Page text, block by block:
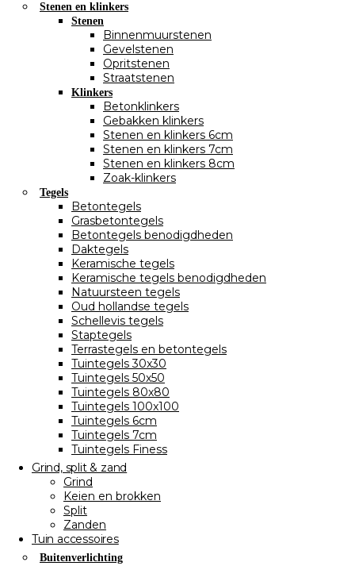
Stenen en klinkers
Stenen
Binnenmuurstenen
Gevelstenen
Opritstenen
Straatstenen
Klinkers
Betonklinkers
Gebakken klinkers
Stenen en klinkers 6cm
Stenen en klinkers 7cm
Stenen en klinkers 8cm
Zoak-klinkers
Tegels
Betontegels
Grasbetontegels
Betontegels benodigdheden
Daktegels
Keramische tegels
Keramische tegels benodigdheden
Natuursteen tegels
Oud hollandse tegels
Schellevis tegels
Staptegels
Terrastegels en betontegels
Tuintegels 30x30
Tuintegels 50x50
Tuintegels 80x80
Tuintegels 100x100
Tuintegels 6cm
Tuintegels 7cm
Tuintegels Finess
Grind, split & zand
Grind
Keien en brokken
Split
Zanden
Tuin accessoires
Buitenverlichting